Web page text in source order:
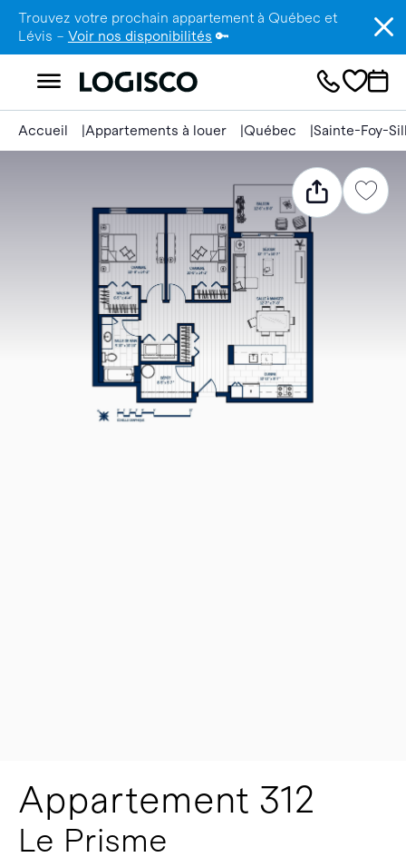
Trouvez votre prochain appartement à Québec et
Lévis – Voir nos disponibilités 🔑
Accueil Appartements à louer Québec Sainte-Foy-
Appartement 312
Le Prisme